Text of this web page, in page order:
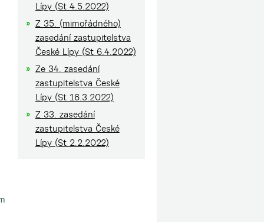
Lípy (St 4.5.2022)
Z 35. (mimořádného)
zasedání zastupitelstva
České Lípy (St 6.4.2022)
Ze 34. zasedání
zastupitelstva České
Lípy (St 16.3.2022)
Z 33. zasedání
zastupitelstva České
Lípy (St 2.2.2022)